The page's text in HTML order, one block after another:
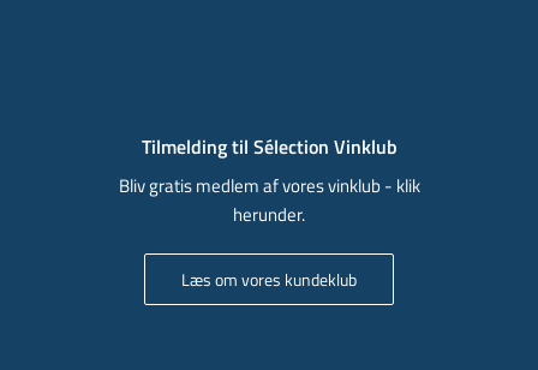
Tilmelding til Sélection Vinklub
Bliv gratis medlem af vores vinklub - klik
herunder.
Læs om vores kundeklub